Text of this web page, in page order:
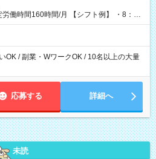
時間/月 【シフト例】 ・8：00
OK / 副業・WワークOK / 10名以上の大量
応募する 詳細へ
未読